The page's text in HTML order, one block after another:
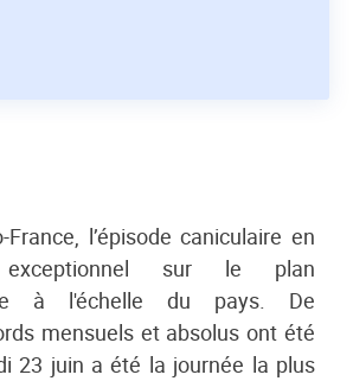
France, l’épisode caniculaire en
sur le plan
à l'échelle du pays. De
mensuels et absolus ont été
23 juin a été la journée la plus